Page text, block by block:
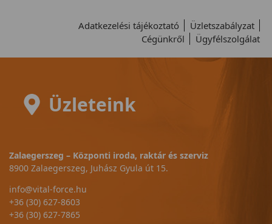
Adatkezelési tájékoztató
Üzletszabályzat
Cégünkről
Ügyfélszolgálat
Üzleteink
Zalaegerszeg – Központi iroda, raktár és szerviz
8900 Zalaegerszeg, Juhász Gyula út 15.
info@vital-force.hu
+36 (30) 627-8603
+36 (30) 627-7865